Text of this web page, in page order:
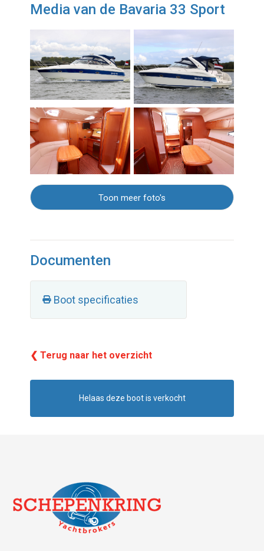
Media van de Bavaria 33 Sport
Toon meer foto's
Documenten
Boot specificaties
❮ Terug naar het overzicht
Helaas deze boot is verkocht